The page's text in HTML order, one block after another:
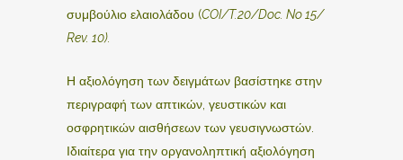
συμβούλιο ελαιολάδου (COI/T.20/Doc. No 15/
Rev. 10).
Η αξιολόγηση των δειγμάτων βασίστηκε στην
περιγραφή των απτικών, γευστικών και
οσφρητικών αισθήσεων των γευσιγνωστών.
Ιδιαίτερα για την οργανοληπτική αξιολόγηση